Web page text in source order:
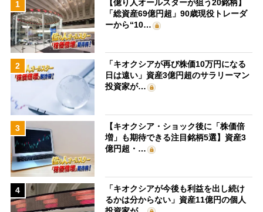
1
【億り人オールスターが狙う20銘柄】
「総資産69億円超」90歳現役トレーダ
ーから“10…
2
「キオクシアが再び株価10万円になる
日は遠い」資産3億円超のサラリーマン
投資家が…
3
【キオクシア・ショック後に「株価倍
増」も期待できる注目銘柄5選】資産3
億円超・…
4
「キオクシアが今後も利益を出し続け
るかは分からない」資産11億円の個人